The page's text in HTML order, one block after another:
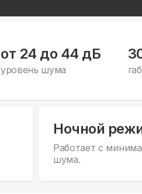
от 24 до 44 дБ
уровень шума
Ночной
Работает с
шума.